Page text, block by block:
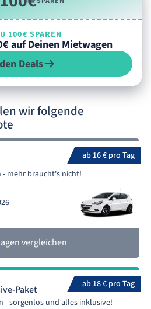
100€ SPAREN
auf Deinen Mietwagen
Deals
wir folgende
ab 16 € pro Tag
- mehr braucht's nicht!
vergleichen
ab 18 € pro Tag
Paket
- sorgenlos und alles inklusive!